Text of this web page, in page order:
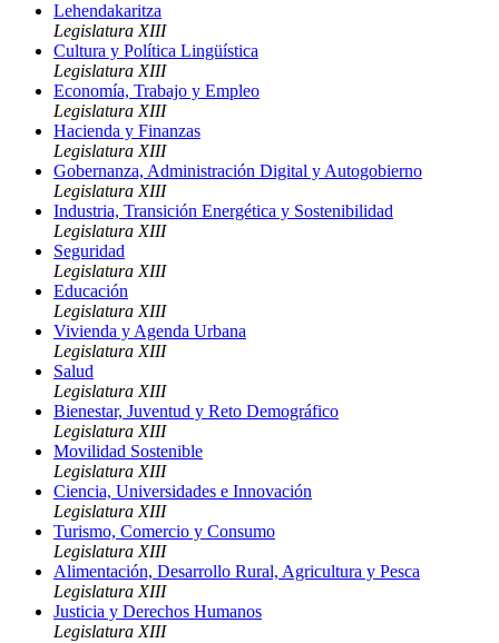
Lehendakaritza
Legislatura XIII
Cultura y Política Lingüística
Legislatura XIII
Economía, Trabajo y Empleo
Legislatura XIII
Hacienda y Finanzas
Legislatura XIII
Gobernanza, Administración Digital y Autogobierno
Legislatura XIII
Industria, Transición Energética y Sostenibilidad
Legislatura XIII
Seguridad
Legislatura XIII
Educación
Legislatura XIII
Vivienda y Agenda Urbana
Legislatura XIII
Salud
Legislatura XIII
Bienestar, Juventud y Reto Demográfico
Legislatura XIII
Movilidad Sostenible
Legislatura XIII
Ciencia, Universidades e Innovación
Legislatura XIII
Turismo, Comercio y Consumo
Legislatura XIII
Alimentación, Desarrollo Rural, Agricultura y Pesca
Legislatura XIII
Justicia y Derechos Humanos
Legislatura XIII